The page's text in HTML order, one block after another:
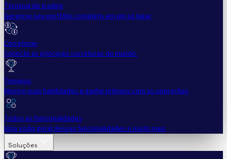
Terminal de trading
Gerencie seu portfólio completo em um só lugar
Corretoras
Conecte as principais corretoras do mundo.
Torneios
Mostre suas habilidades e ganhe prêmios com as operações
Todos as funcionalidades
Uma visão geral dessas funcionalidades e muito mais
Soluções